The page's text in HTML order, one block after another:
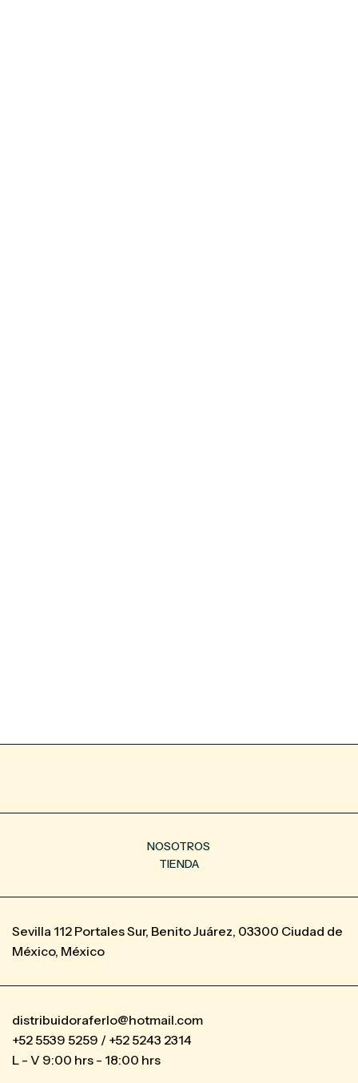
NOSOTROS
TIENDA
Sevilla 112 Portales Sur, Benito Juárez, 03300 Ciudad de
México, México
distribuidoraferlo@hotmail.com
+52 5539 5259 / +52 5243 2314
L - V 9:00 hrs - 18:00 hrs